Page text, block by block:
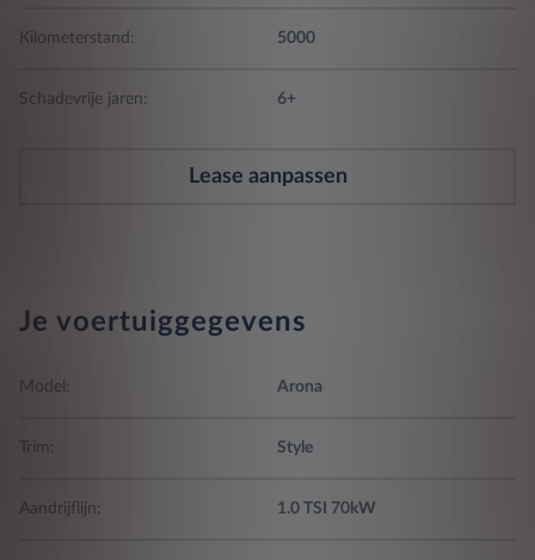
Kilometerstand: 5000
Schadevrije jaren: 6+
Lease aanpassen
Je voertuiggegevens
Model: Arona
Trim: Style
Aandrijflijn: 1.0 TSI 70kW